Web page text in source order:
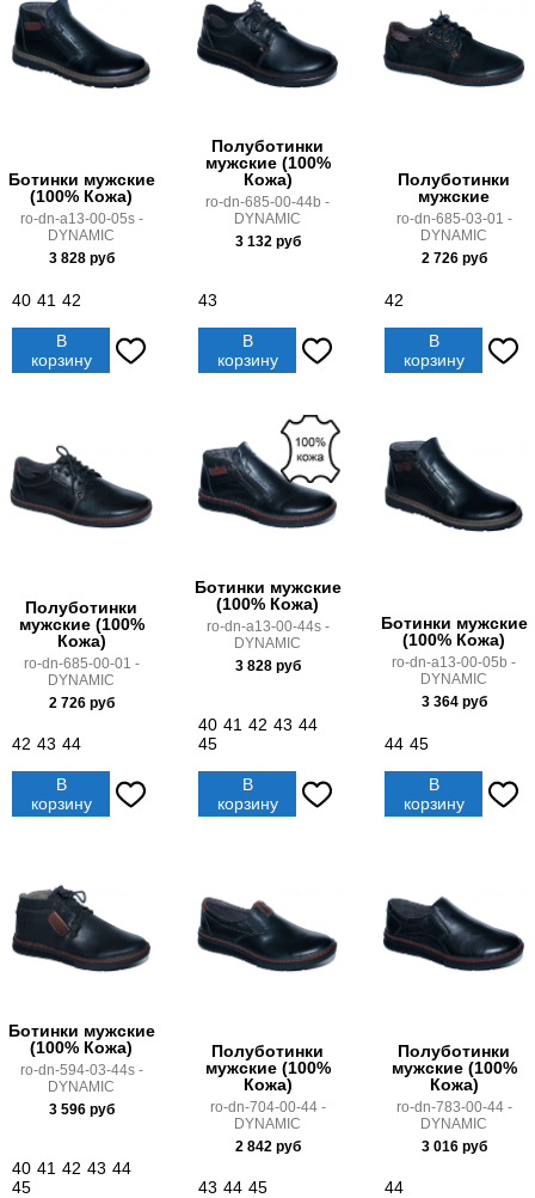
Ботинки мужские
(100% Кожа)
ro-dn-a13-00-05s -
DYNAMIC
3 828руб
40 41 42
В
корзину
Полуботинки
мужские (100%
Кожа)
ro-dn-685-00-44b -
DYNAMIC
3 132руб
43
В
корзину
Полуботинки
мужские
ro-dn-685-03-01 -
DYNAMIC
2 726руб
42
В
корзину
Полуботинки
мужские (100%
Кожа)
ro-dn-685-00-01 -
DYNAMIC
2 726руб
42 43 44
В
корзину
Ботинки мужские
(100% Кожа)
ro-dn-a13-00-44s -
DYNAMIC
3 828руб
40 41 42 43 44
45
В
корзину
Ботинки мужские
(100% Кожа)
ro-dn-a13-00-05b -
DYNAMIC
3 364руб
44 45
В
корзину
Ботинки мужские
(100% Кожа)
ro-dn-594-03-44s -
DYNAMIC
3 596руб
40 41 42 43 44
45
Полуботинки
мужские (100%
Кожа)
ro-dn-704-00-44 -
DYNAMIC
2 842руб
43 44 45
Полуботинки
мужские (100%
Кожа)
ro-dn-783-00-44 -
DYNAMIC
3 016руб
44